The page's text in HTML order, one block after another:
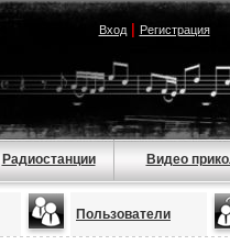
Вход| Регистрация
Радиостанции Видео
Пользователи